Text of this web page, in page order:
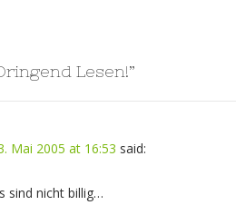
Lesen!”
Mai 2005 at 16:53 said:
sind nicht billig…